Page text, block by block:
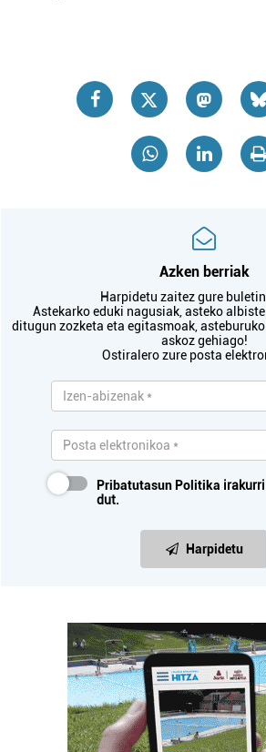
Azken berriak
Harpidetu zaitez gure
Astekarko eduki nagusiak, asteko
ditugun zozketa eta egitasmoak,
askoz gehiago!
Ostiralero zure posta
Pribatutasun Politika
dut.
Harpidetu